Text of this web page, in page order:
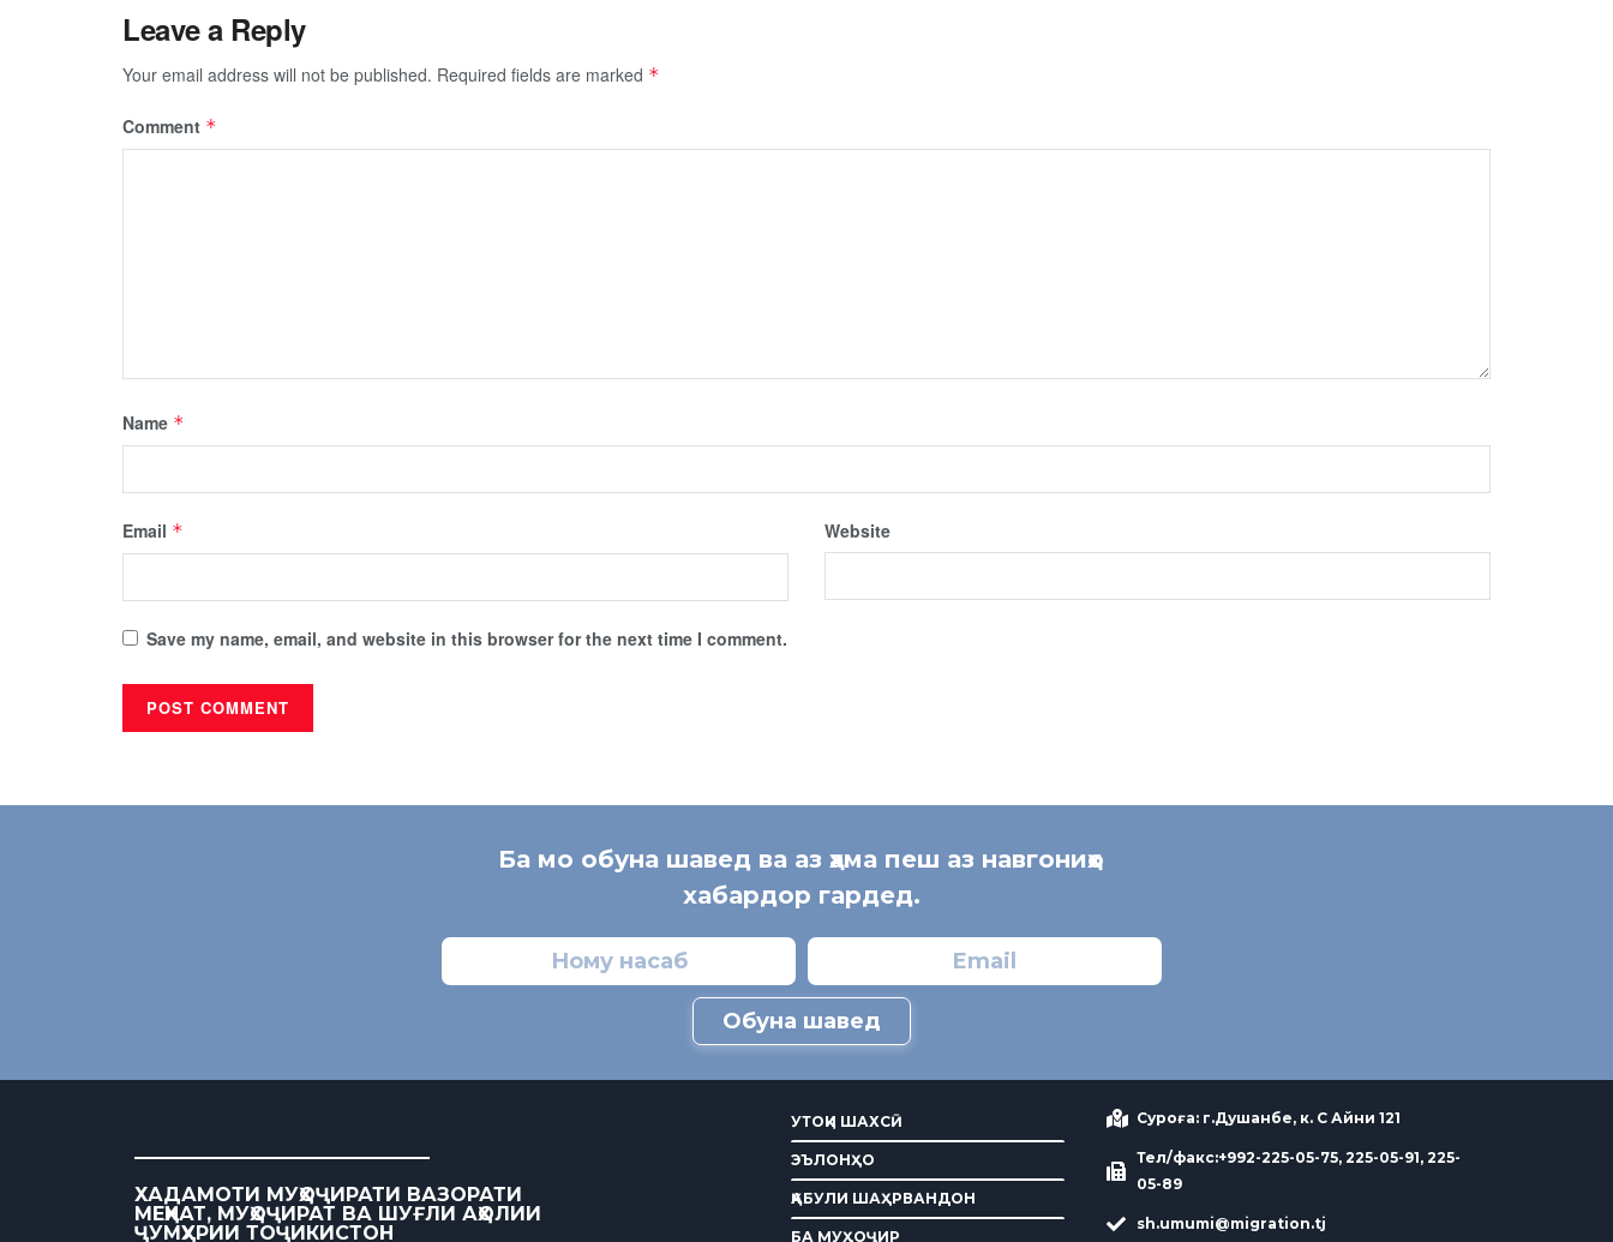
Leave a Reply
Your email address will not be published. Required fields are marked *
Comment *
Name *
Email * Website
Save my name, email, and website in this browser for the next time I comment.
Ба мо обуна шавед ва аз ҳама пеш аз навгониҳо
хабардор гардед.
Обуна шавед
ХАДАМОТИ МУҲОҶИРАТИ ВАЗОРАТИ
МЕҲНАТ, МУҲОҶИРАТ ВА ШУҒЛИ АҲОЛИИ
ҶУМҲУРИИ ТОҶИКИСТОН
УТОҚИ ШАХСӢ
ЭЪЛОНҲО
ҚАБУЛИ ШАҲРВАНДОН
БА МУҲОҶИР
Суроға: г.Душанбе, к. С Айни 121
Тел/факс:+992-225-05-75, 225-05-91, 225-
05-89
sh.umumi@migration.tj